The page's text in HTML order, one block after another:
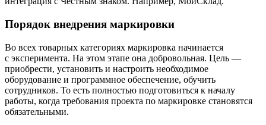
Порядок внедрения маркировки
Во всех товарных категориях маркировка начинается
с эксперимента. На этом этапе она добровольная. Цель —
приобрести, установить и настроить необходимое
оборудование и программное обеспечение, обучить
сотрудников. То есть полностью подготовиться к началу
работы, когда требования проекта по маркировке становятся
обязательными.